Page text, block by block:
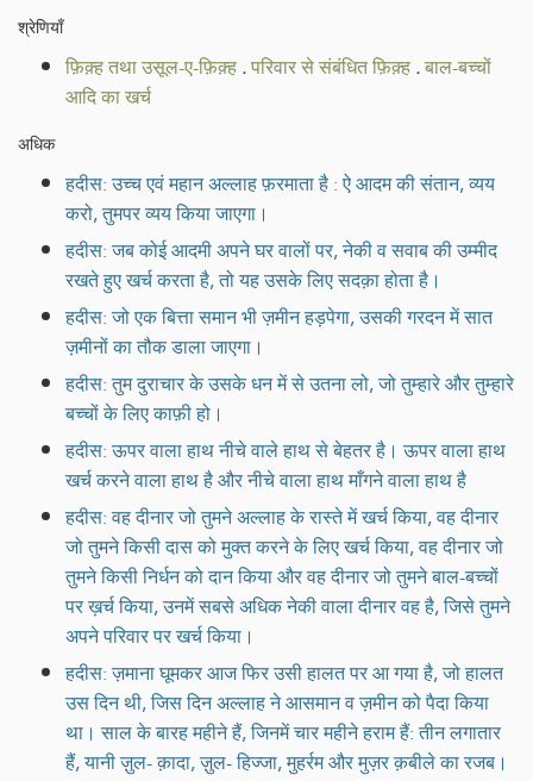
श्रेणियाँ
फ़िक़्ह तथा उसूल-ए-फ़िक़्ह.परिवार से संबंधित फ़िक़्ह.बाल-बच्चों
आदि का खर्च
अधिक
हदीस: उच्च एवं महान अल्लाह फ़रमाता है : ऐ आदम की संतान, व्यय
करो, तुमपर व्यय किया जाएगा।
हदीस: जब कोई आदमी अपने घर वालों पर, नेकी व सवाब की उम्मीद
रखते हुए खर्च करता है, तो यह उसके लिए सदक़ा होता है।
हदीस: जो एक बित्ता समान भी ज़मीन हड़पेगा, उसकी गरदन में सात
ज़मीनों का तौक डाला जाएगा।
हदीस: तुम दुराचार के उसके धन में से उतना लो, जो तुम्हारे और तुम्हारे
बच्चों के लिए काफ़ी हो।
हदीस: ऊपर वाला हाथ नीचे वाले हाथ से बेहतर है। ऊपर वाला हाथ
खर्च करने वाला हाथ है और नीचे वाला हाथ माँगने वाला हाथ है
हदीस: वह दीनार जो तुमने अल्लाह के रास्ते में खर्च किया, वह दीनार
जो तुमने किसी दास को मुक्त करने के लिए खर्च किया, वह दीनार जो
तुमने किसी निर्धन को दान किया और वह दीनार जो तुमने बाल-बच्चों
पर ख़र्च किया, उनमें सबसे अधिक नेकी वाला दीनार वह है, जिसे तुमने
अपने परिवार पर खर्च किया।
हदीस: ज़माना घूमकर आज फिर उसी हालत पर आ गया है, जो हालत
उस दिन थी, जिस दिन अल्लाह ने आसमान व ज़मीन को पैदा किया
था। साल के बारह महीने हैं, जिनमें चार महीने हराम हैं: तीन लगातार
हैं, यानी ज़ुल- क़ादा, ज़ुल- हिज्जा, मुहर्रम और मुज़र क़बीले का रजब।